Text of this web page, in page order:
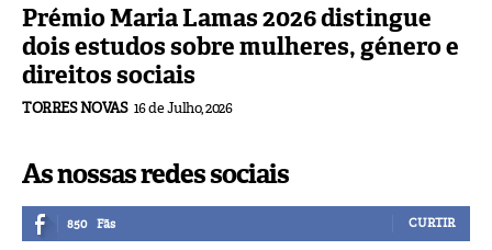
Prémio Maria Lamas 2026 distingue
dois estudos sobre mulheres, género e
direitos sociais
TORRES NOVAS 16 de Julho, 2026
As nossas redes sociais
850 Fãs CURTIR